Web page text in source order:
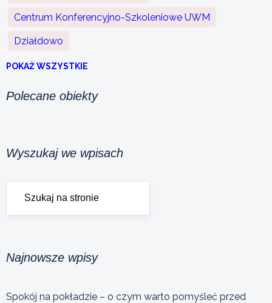
Centrum Konferencyjno-Szkoleniowe UWM
Działdowo
POKAŻ WSZYSTKIE
Polecane obiekty
Wyszukaj we wpisach
Najnowsze wpisy
Spokój na pokładzie – o czym warto pomyśleć przed